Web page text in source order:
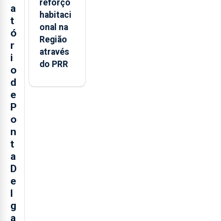
a
t
ó
r
i
o
d
e
P
o
n
t
a
D
e
l
g
a
reforço
habitaci
onal na
Região
através
do PRR